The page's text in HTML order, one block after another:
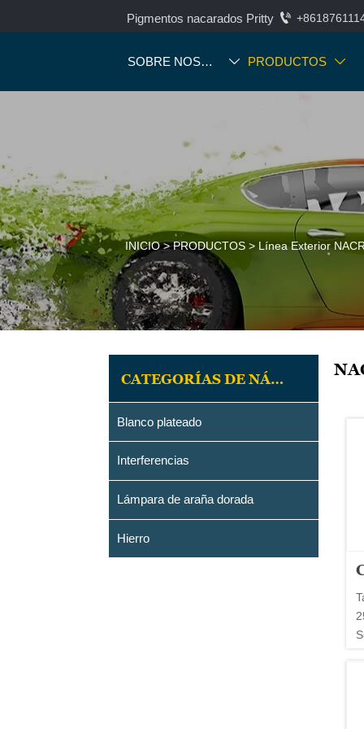
Pigmentos nacarados Pritty 
SOBRE NOSOTROS  PRODUCTOS 
INICIO>PRODUCTOS > Línea Exterior
CATEGORÍAS DE NÁCAR
Blanco plateado
Interferencias
Lámpara de araña dorada
Hierro